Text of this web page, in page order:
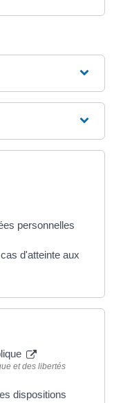
personnelles
d'atteinte aux
et des libertés
dispositions